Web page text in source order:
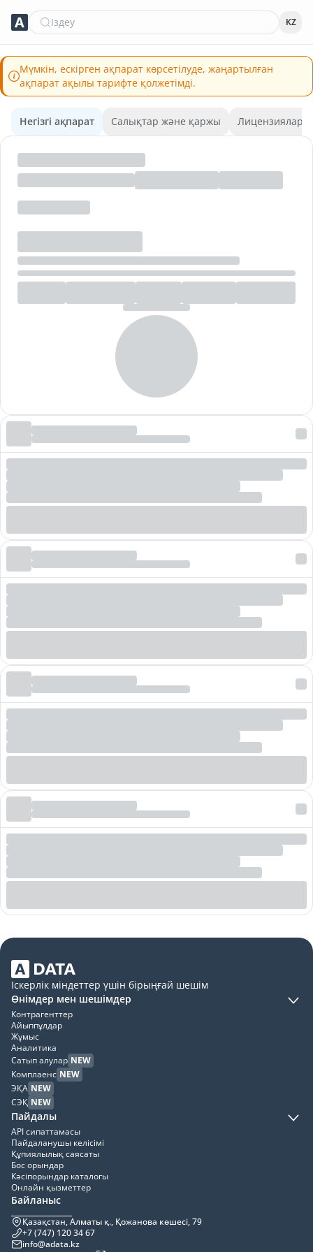
Іздеу KZ
Мүмкін, ескірген ақпарат көрсетілуде, жаңартылған
ақпарат ақылы тарифте қолжетімді.
Негізгі ақпарат Салықтар және қаржы Лицензиялар
Іскерлік міндеттер үшін бірыңғай шешім
Өнімдер мен шешімдер
Контрагенттер
Айыппұлдар
Жұмыс
Аналитика
Сатып алулар NEW
Комплаенс NEW
ЭҚА NEW
СЭҚ NEW
Пайдалы
API сипаттамасы
Пайдаланушы келісімі
Құпиялылық саясаты
Бос орындар
Кәсіпорындар каталогы
Онлайн қызметтер
Байланыс
Қазақстан, Алматы қ., Қожанова көшесі, 79
+7 (747) 120 34 67
info@adata.kz